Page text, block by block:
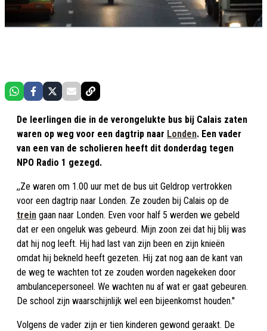
De leerlingen die in de verongelukte bus bij Calais zaten
waren op weg voor een dagtrip naar Londen. Een vader
van een van de scholieren heeft dit donderdag tegen
NPO Radio 1 gezegd.
,,Ze waren om 1.00 uur met de bus uit Geldrop vertrokken
voor een dagtrip naar Londen. Ze zouden bij Calais op de
trein gaan naar Londen. Even voor half 5 werden we gebeld
dat er een ongeluk was gebeurd. Mijn zoon zei dat hij blij was
dat hij nog leeft. Hij had last van zijn been en zijn knieën
omdat hij bekneld heeft gezeten. Hij zat nog aan de kant van
de weg te wachten tot ze zouden worden nagekeken door
ambulancepersoneel. We wachten nu af wat er gaat gebeuren.
De school zijn waarschijnlijk wel een bijeenkomst houden.''
Volgens de vader zijn er tien kinderen gewond geraakt. De